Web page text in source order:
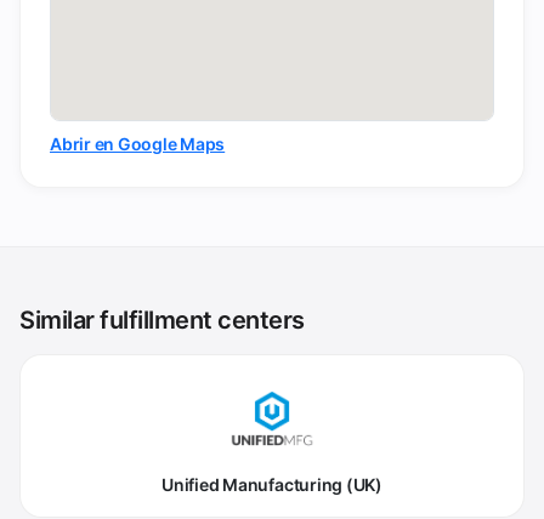
Abrir en Google Maps
Similar fulfillment centers
Unified Manufacturing (UK)